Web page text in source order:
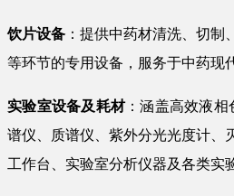
饮片设备 ：提供中药材清洗、切制
等环节的专用设备，服务于中药现
实验室设备及耗材：涵盖高效液相
谱仪、质谱仪、紫外分光光度计、
工作台、实验室分析仪器及各类实